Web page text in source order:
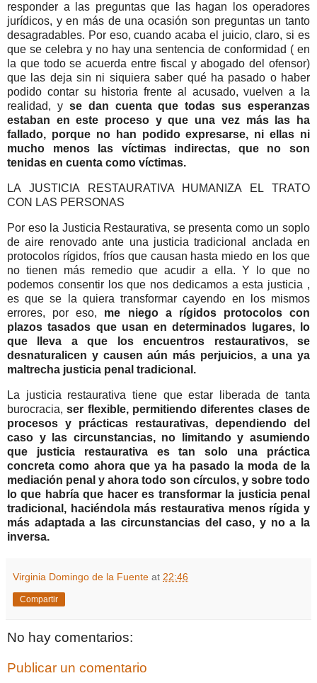
responder a las preguntas que las hagan los operadores
jurídicos, y en más de una ocasión son preguntas un tanto
desagradables. Por eso, cuando acaba el juicio, claro, si es
que se celebra y no hay una sentencia de conformidad ( en
la que todo se acuerda entre fiscal y abogado del ofensor)
que las deja sin ni siquiera saber qué ha pasado o haber
podido contar su historia frente al acusado, vuelven a la
realidad, yse dan cuenta que todas sus esperanzas
estaban en este proceso y que una vez más las ha
fallado, porque no han podido expresarse, ni ellas ni
mucho menos las víctimas indirectas, que no son
tenidas en cuenta como víctimas.
LA JUSTICIA RESTAURATIVA HUMANIZA EL TRATO
CON LAS PERSONAS
Por eso la Justicia Restaurativa, se presenta como un soplo
de aire renovado ante una justicia tradicional anclada en
protocolos rígidos, fríos que causan hasta miedo en los que
no tienen más remedio que acudir a ella. Y lo que no
podemos consentir los que nos dedicamos a esta justicia ,
es que se la quiera transformar cayendo en los mismos
errores, por eso, me niego a rígidos protocolos con
plazos tasados que usan en determinados lugares, lo
que lleva a que los encuentros restaurativos, se
desnaturalicen y causen aún más perjuicios, a una ya
maltrecha justicia penal tradicional.
La justicia restaurativa tiene que estar liberada de tanta
burocracia,ser flexible, permitiendo diferentes clases de
procesos y prácticas restaurativas, dependiendo del
caso y las circunstancias, no limitando y asumiendo
que justicia restaurativa es tan solo una práctica
concreta como ahora que ya ha pasado la moda de la
mediación penal y ahora todo son círculos, y sobre todo
lo que habría que hacer es transformar la justicia penal
tradicional, haciéndola más restaurativa menos rígida y
más adaptada a las circunstancias del caso, y no a la
inversa.
Virginia Domingo de la Fuente at 22:46
Compartir
No hay comentarios:
Publicar un comentario